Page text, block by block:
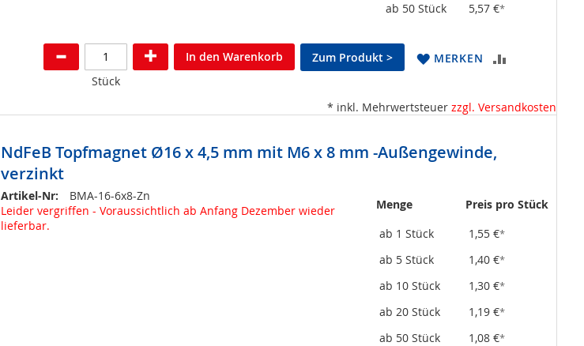
ab 50 Stück 5,57 €*
Stück
In den Warenkorb Zum Produkt > MERKEN
HINZUFÜGEN
* inkl. Mehrwertsteuer zzgl. Versandkosten
NdFeB Topfmagnet Ø16 x 4,5 mm mit M6 x 8 mm -Außengewinde,
verzinkt
Artikel-Nr:
BMA-16-6x8-Zn
Leider vergriffen - Voraussichtlich ab Anfang Dezember wieder
lieferbar.
Menge
Preis pro Stück
ab 1 Stück
1,55 €*
ab 5 Stück 1,40 €*
ab 10 Stück 1,30 €*
ab 20 Stück 1,19 €*
ab 50 Stück 1,08 €*